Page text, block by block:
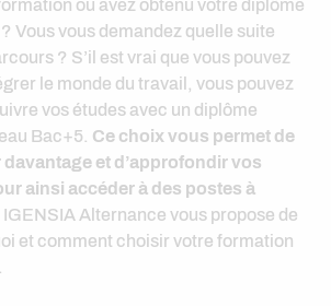
ou avez obtenu votre diplôme
Vous vous demandez quelle suite
? S’il est vrai que vous pouvez
le monde du travail, vous pouvez
vos études avec un diplôme
Bac+5. Ce choix vous permet de
et d’approfondir vos
ainsi accéder à des postes à
IGENSIA Alternance vous propose de
et comment choisir votre formation